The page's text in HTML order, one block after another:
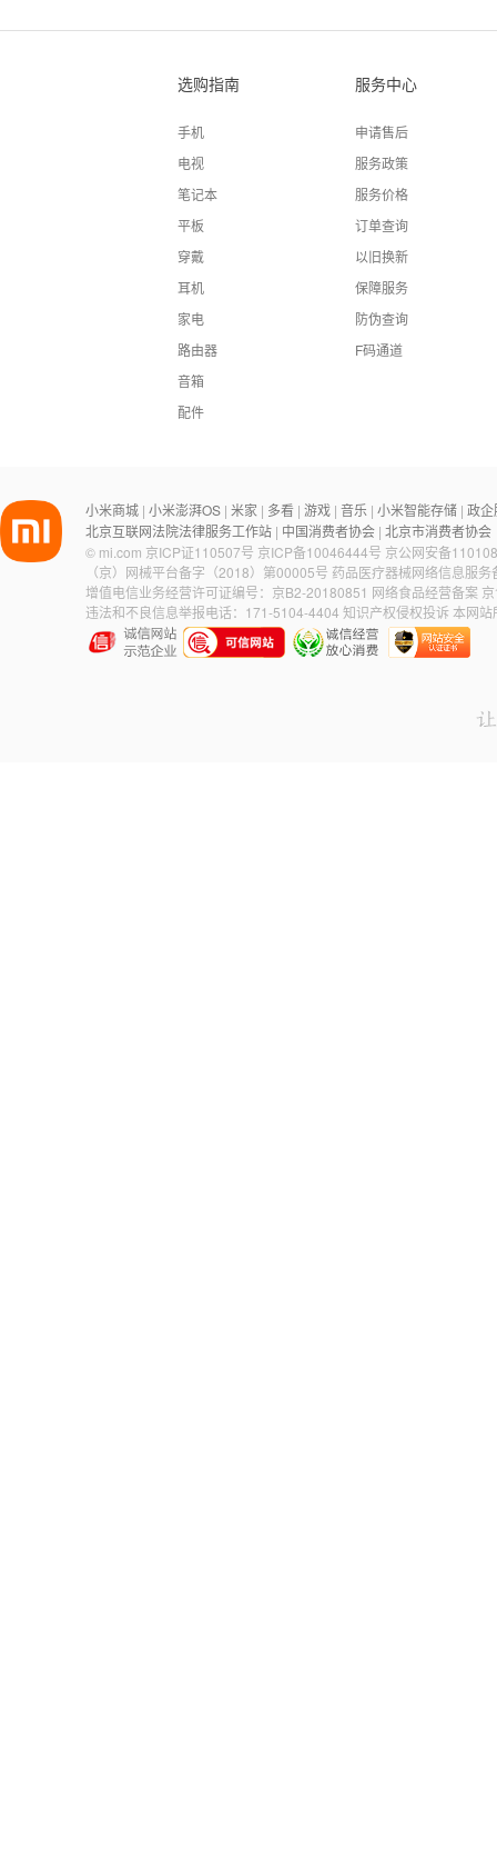
选购指南
手机
电视
笔记本
平板
穿戴
耳机
家电
路由器
音箱
配件
服务中心
申请售后
服务政策
服务价格
订单查询
以旧换新
保障服务
防伪查询
F码通道
小米商城 | 小米澎湃OS | 米家 | 多看 | 游戏 | 音乐 | 小米智能存储 | 政企
北京互联网法院法律服务工作站 | 中国消费者协会 | 北京市消费者协会
© mi.com 京ICP证110507号 京ICP备10046444号 京公网安备
（京）网械平台备字（2018）第00005号 药品医疗器械网络信息服
增值电信业务经营许可证编号：京B2-20180851 网络食品经营备案
违法和不良信息举报电话：171-5104-4404 知识产权侵权投诉 本网